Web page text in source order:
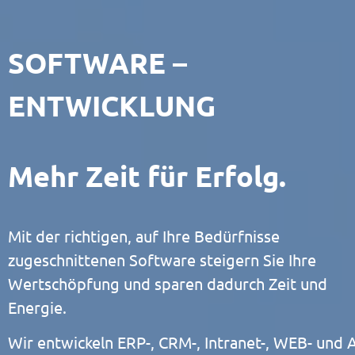
SOFTWARE –
ENTWICKLUNG
Mehr Zeit für Erfolg.
Mit der richtigen, auf Ihre Bedürfnisse
zugeschnittenen Software steigern Sie Ihre
Wertschöpfung und sparen dadurch Zeit und
Energie.
Wir entwickeln ERP-, CRM-, Intranet-, WEB- und